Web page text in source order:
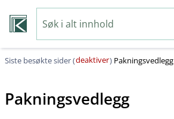
Siste besøkte sider (deaktiver) Pakningsvedlegg
Pakningsvedlegg